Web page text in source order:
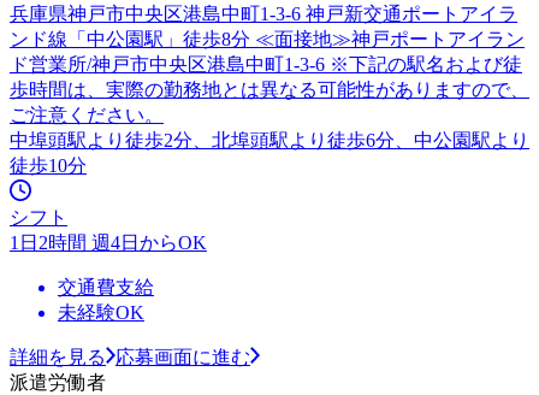
兵庫県神戸市中央区港島中町1-3-6 神戸新交通ポートアイラ
ンド線「中公園駅」徒歩8分 ≪面接地≫神戸ポートアイラン
ド営業所/神戸市中央区港島中町1-3-6 ※下記の駅名および徒
歩時間は、実際の勤務地とは異なる可能性がありますので、
ご注意ください。
中埠頭駅より徒歩2分、北埠頭駅より徒歩6分、中公園駅より
徒歩10分
シフト
1日2時間 週4日からOK
交通費支給
未経験OK
詳細を見る
応募画面に進む
派遣労働者